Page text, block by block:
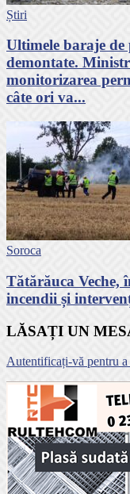
Știri
Ultimele baraje de
demontate.
monitorizarea
câte ori va...
Soroca
Tătărăuca Veche,
incendii și
LĂSAȚI UN
Autentificați-vă pentru a